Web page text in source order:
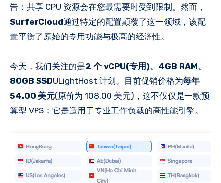
告：共享 CPU 资源会在您最需要时受到限制。然而，
SurferCloud通过特定的配置颠覆了这一领域，该配
置平衡了原始的专用功能与极高的经济性。
今天，我们关注的是2 个 vCPU(专用)、4GB RAM、
80GB SSDULightHost 计划。目前促销价格为每年
54.00 美元(原价为 108.00 美元)，这不仅仅是一款预
算型 VPS；它是适用于专业工作负载的高性能引擎。